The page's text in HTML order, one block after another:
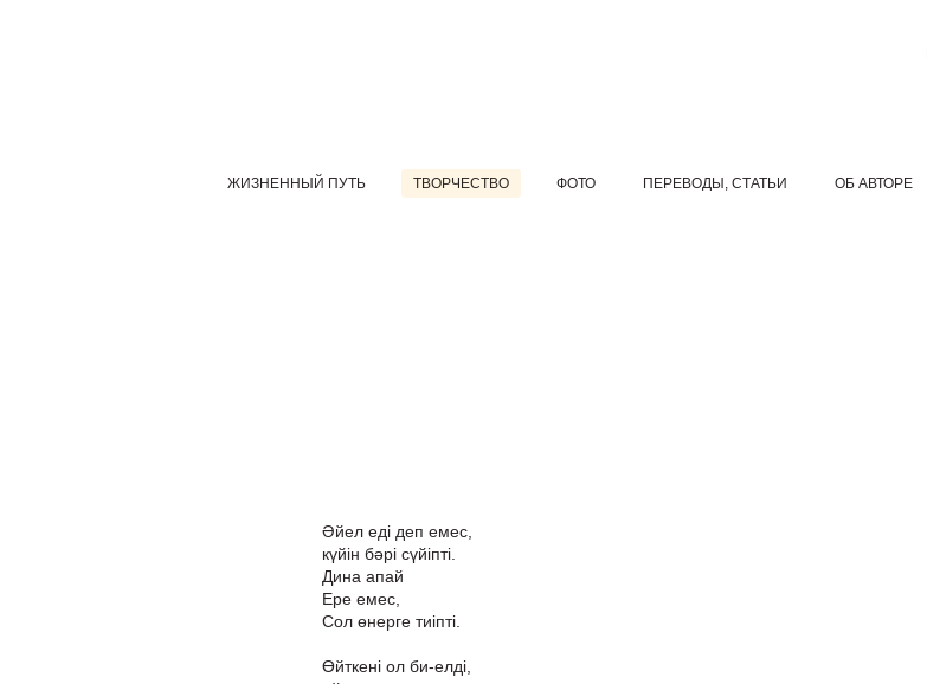
ЖИЗНЕННЫЙ ПУТЬ ТВОРЧЕСТВО ФОТО ПЕРЕВОДЫ, СТАТЬИ ОБ АВТОРЕ
Әйел еді деп емес,
күйін бәрі сүйіпті.
Дина апай
Ере емес,
Сол өнерге тиіпті.
Өйткені ол би-елді,